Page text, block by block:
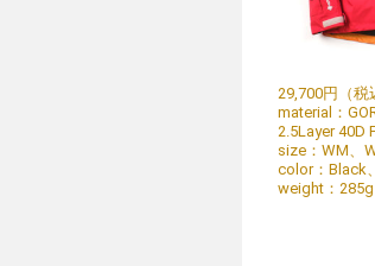
29,700円（税
material：
2.5Layer 40D
size：WM、
color：​Black
weight：285g